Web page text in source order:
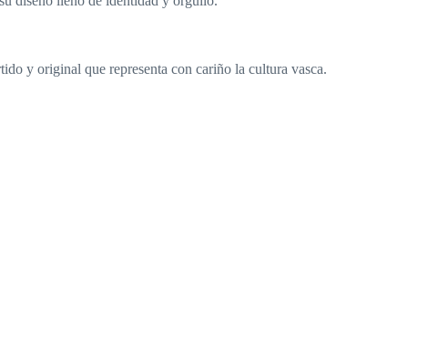
y original que representa con cariño la cultura vasca.